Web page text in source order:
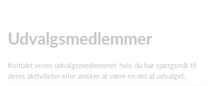
Udvalgsmedlemmer
Kontakt vores udvalgsmedlemmer, hvis du har spørgsmål til
deres aktiviteter eller ønsker at være en del af udvalget.